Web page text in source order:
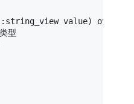
value)
型